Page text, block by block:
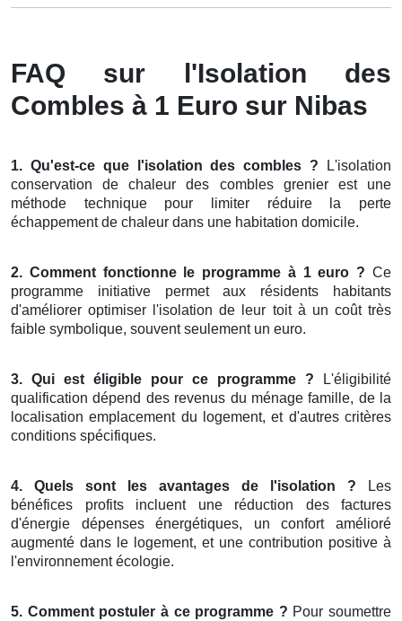
FAQ sur l'Isolation des
Combles à 1 Euro sur Nibas
1. Qu'est-ce que l'isolation des combles ? L'isolation
conservation de chaleur des combles grenier est une
méthode technique pour limiter réduire la perte
échappement de chaleur dans une habitation domicile.
2. Comment fonctionne le programme à 1 euro ? Ce
programme initiative permet aux résidents habitants
d'améliorer optimiser l'isolation de leur toit à un coût très
faible symbolique, souvent seulement un euro.
3. Qui est éligible pour ce programme ? L'éligibilité
qualification dépend des revenus du ménage famille, de la
localisation emplacement du logement, et d'autres critères
conditions spécifiques.
4. Quels sont les avantages de l'isolation ? Les
bénéfices profits incluent une réduction des factures
d'énergie dépenses énergétiques, un confort amélioré
augmenté dans le logement, et une contribution positive à
l'environnement écologie.
5. Comment postuler à ce programme ? Pour soumettre